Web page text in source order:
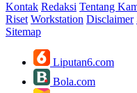
Kontak Redaksi Tentang
Riset Workstation Disclaimer
Sitemap
Liputan6.com
Bola.com